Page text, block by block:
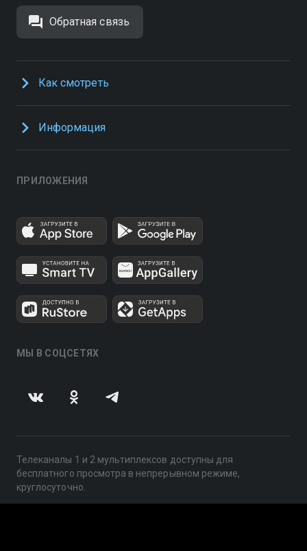
Обратная связь
Как смотреть
Информация
ПРИЛОЖЕНИЯ
МЫ В СОЦСЕТЯХ
Телеканалы 1 и 2 мультиплексов доступны для
бесплатного просмотра в непрерывном режиме,
круглосуточно.